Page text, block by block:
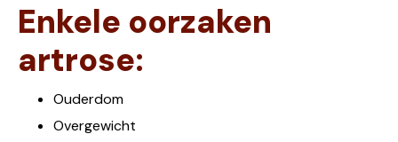
Enkele oorzaken
artrose:
Ouderdom
Overgewicht